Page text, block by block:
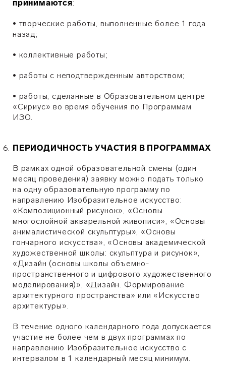
принимаются:
• творческие работы, выполненные более 1 года
назад;
• коллективные работы;
• работы с неподтвержденным авторством;
• ​работы, сделанные в Образовательном центре
«Сириус» во время обучения по Программам
ИЗО.
ПЕРИОДИЧНОСТЬ УЧАСТИЯ В ПРОГРАММАХ
В рамках одной образовательной смены (один
месяц проведения) заявку можно подать только
на одну образовательную программу по
направлению Изобразительное искусство:
«Композиционный рисунок», «Основы
многослойной акварельной живописи», «Основы
анималистической скульптуры», «Основы
гончарного искусства», «Основы академической
художественной школы: скульптура и рисунок»,
«Дизайн (основы школы объемно-
пространственного и цифрового художественного
моделирования)», «Дизайн. Формирование
архитектурного пространства» или «Искусство
архитектуры».
В течение одного календарного года допускается
участие не более чем в двух программах по
направлению Изобразительное искусство с
интервалом в 1 календарный месяц минимум.